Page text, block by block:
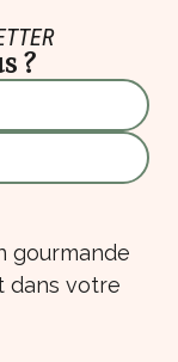
?
gourmande
dans votre